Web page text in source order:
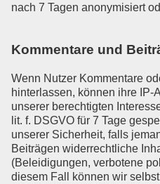
nach 7 Tagen anonymisiert
Kommentare und
Wenn Nutzer Kommentare
hinterlassen, können ihre IP-
unserer berechtigten
lit. f. DSGVO für 7 Tage
unserer Sicherheit, falls
Beiträgen widerrechtliche
(Beleidigungen, verbotene
diesem Fall können wir